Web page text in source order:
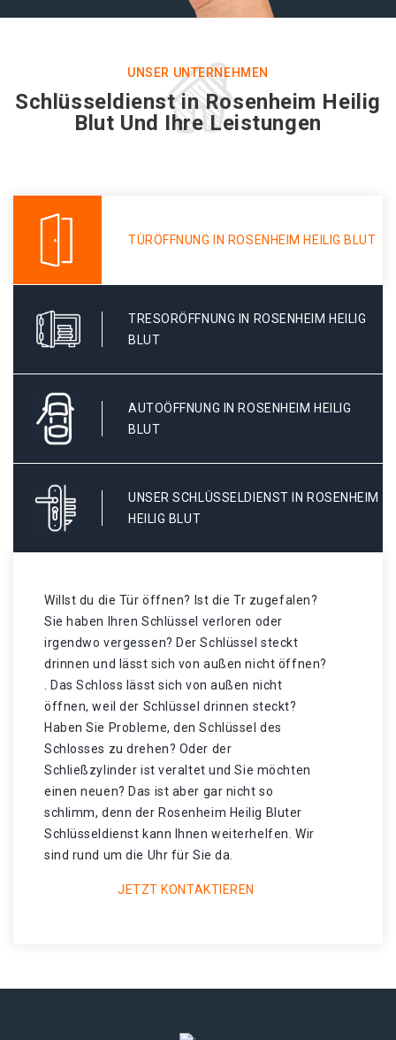
UNSER UNTERNEHMEN
Schlüsseldienst in Rosenheim Heilig
Blut Und Ihre Leistungen
TÜRÖFFNUNG IN ROSENHEIM HEILIG BLUT
TRESORÖFFNUNG IN ROSENHEIM HEILIG
BLUT
AUTOÖFFNUNG IN ROSENHEIM HEILIG
BLUT
UNSER SCHLÜSSELDIENST IN ROSENHEIM
HEILIG BLUT
Willst du die Tür öffnen? Ist die Tr zugefalen?
Sie haben Ihren Schlüssel verloren oder
irgendwo vergessen? Der Schlüssel steckt
drinnen und lässt sich von außen nicht öffnen?
. Das Schloss lässt sich von außen nicht
öffnen, weil der Schlüssel drinnen steckt?
Haben Sie Probleme, den Schlüssel des
Schlosses zu drehen? Oder der
Schließzylinder ist veraltet und Sie möchten
einen neuen? Das ist aber gar nicht so
schlimm, denn der Rosenheim Heilig Bluter
Schlüsseldienst kann Ihnen weiterhelfen. Wir
sind rund um die Uhr für Sie da.
JETZT KONTAKTIEREN